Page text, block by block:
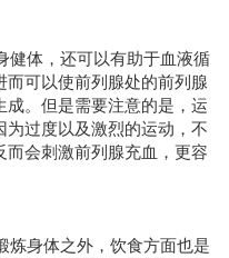
健体，还可以有助于血液循
可以使前列腺处的前列腺
。但是需要注意的是，运
过度以及激烈的运动，不
会刺激前列腺充血，更容
炼身体之外，饮食方面也是